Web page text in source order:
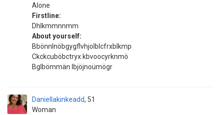
Alone
Firstline:
Dhlkmmnnmm
About yourself:
Bbönnlnöbgygflvhjolblcfrxblkmp
Ckckcuböbctryx kbvoocyrknmö
Bglbömmän lbjöjnoümögr
Daniellakinkeadd
Woman
51